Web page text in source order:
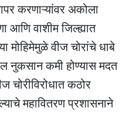
करणाऱ्यांवर अकोला
आणि वाशीम जिल्ह्यात
मोहिमेमुळे वीज चोरांचे धाबे
नुकसान कमी होण्यास मदत
चोरीविरोधात कठोर
महावितरण प्रशासनाने